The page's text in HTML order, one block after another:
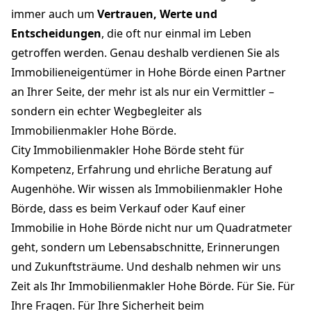
immer auch um Vertrauen, Werte und
Entscheidungen, die oft nur einmal im Leben
getroffen werden. Genau deshalb verdienen Sie als
Immobilieneigentümer in Hohe Börde einen Partner
an Ihrer Seite, der mehr ist als nur ein Vermittler –
sondern ein echter Wegbegleiter als
Immobilienmakler Hohe Börde.
City Immobilienmakler Hohe Börde steht für
Kompetenz, Erfahrung und ehrliche Beratung auf
Augenhöhe. Wir wissen als Immobilienmakler Hohe
Börde, dass es beim Verkauf oder Kauf einer
Immobilie in Hohe Börde nicht nur um Quadratmeter
geht, sondern um Lebensabschnitte, Erinnerungen
und Zukunftsträume. Und deshalb nehmen wir uns
Zeit als Ihr Immobilienmakler Hohe Börde. Für Sie. Für
Ihre Fragen. Für Ihre Sicherheit beim